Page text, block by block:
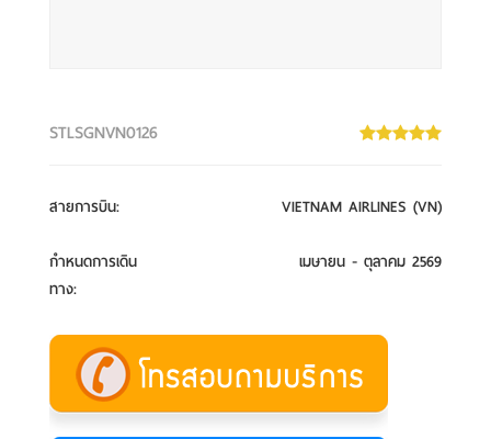
STLSGNVN0126
สายการบิน: VIETNAM AIRLINES (VN)
กำหนดการเดิน
ทาง:
เมษายน - ตุลาคม 2569